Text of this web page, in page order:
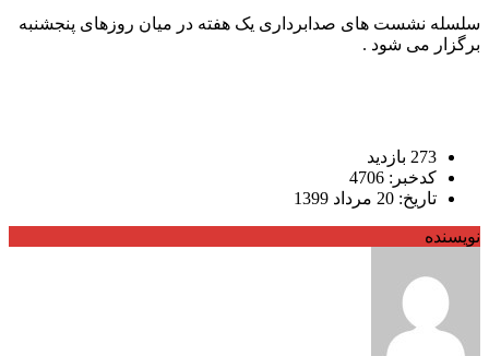
سلسله نشست های صدابرداری یک هفته در میان روزهای پنجشنبه
برگزار می شود .
273 بازدید
کدخبر: 4706
تاریخ: 20 مرداد 1399
نویسنده